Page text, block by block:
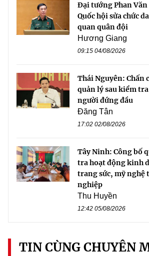
Đại tướng Phan
Quốc hội sửa chức
quan quân đội
Hương Giang
09:15 04/08/2026
Thái Nguyên: Chấn
quản lý sau kiểm
người đứng đầu
Đăng Tân
17:02 02/08/2026
Tây Ninh: Công bố
tra hoạt động kinh
trang sức, mỹ nghệ
nghiệp
Thu Huyền
12:42 05/08/2026
TIN CÙNG CHUYÊN